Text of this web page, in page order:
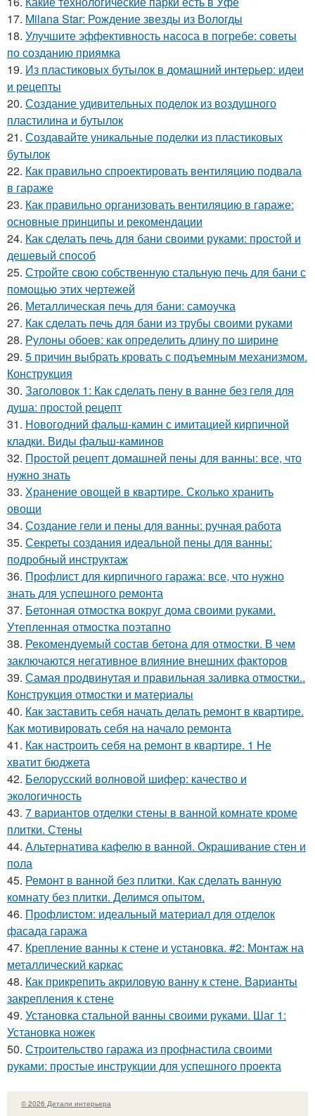
17. Milana Star: Рождение звезды из Вологды
18. Улучшите эффективность насоса в погребе: советы
по созданию приямка
19. Из пластиковых бутылок в домашний интерьер: идеи
и рецепты
20. Создание удивительных поделок из воздушного
пластилина и бутылок
21. Создавайте уникальные поделки из пластиковых
бутылок
22. Как правильно спроектировать вентиляцию подвала
в гараже
23. Как правильно организовать вентиляцию в гараже:
основные принципы и рекомендации
24. Как сделать печь для бани своими руками: простой и
дешевый способ
25. Стройте свою собственную стальную печь для бани с
помощью этих чертежей
26. Металлическая печь для бани: самоучка
27. Как сделать печь для бани из трубы своими руками
28. Рулоны обоев: как определить длину по ширине
29. 5 причин выбрать кровать с подъемным механизмом.
Конструкция
30. Заголовок 1: Как сделать пену в ванне без геля для
душа: простой рецепт
31. Новогодний фальш-камин с имитацией кирпичной
кладки. Виды фальш-каминов
32. Простой рецепт домашней пены для ванны: все, что
нужно знать
33. Хранение овощей в квартире. Сколько хранить
овощи
34. Создание гели и пены для ванны: ручная работа
35. Секреты создания идеальной пены для ванны:
подробный инструктаж
36. Профлист для кирпичного гаража: все, что нужно
знать для успешного ремонта
37. Бетонная отмостка вокруг дома своими руками.
Утепленная отмостка поэтапно
38. Рекомендуемый состав бетона для отмостки. В чем
заключаются негативное влияние внешних факторов
39. Самая продвинутая и правильная заливка отмостки..
Конструкция отмостки и материалы
40. Как заставить себя начать делать ремонт в квартире.
Как мотивировать себя на начало ремонта
41. Как настроить себя на ремонт в квартире. 1 Не
хватит бюджета
42. Белорусский волновой шифер: качество и
экологичность
43. 7 вариантов отделки стены в ванной комнате кроме
плитки. Стены
44. Альтернатива кафелю в ванной. Окрашивание стен и
пола
45. Ремонт в ванной без плитки. Как сделать ванную
комнату без плитки. Делимся опытом.
46. Профлистом: идеальный материал для отделок
фасада гаража
47. Крепление ванны к стене и установка. #2: Монтаж на
металлический каркас
48. Как прикрепить акриловую ванну к стене. Варианты
закрепления к стене
49. Установка стальной ванны своими руками. Шаг 1:
Установка ножек
50. Строительство гаража из профнастила своими
руками: простые инструкции для успешного проекта
© 2026 Детали интерьера